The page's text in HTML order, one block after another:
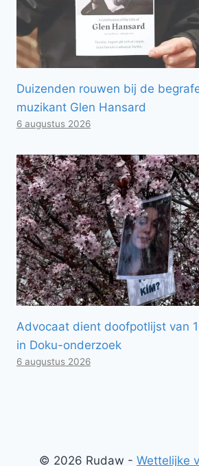
Duizenden rouwen bij de
muzikant Glen Hansard
6 augustus 2026
Advocaat dient doofpotlijst van
in Doku-onderzoek
6 augustus 2026
© 2026 Rudaw - Wettelijke